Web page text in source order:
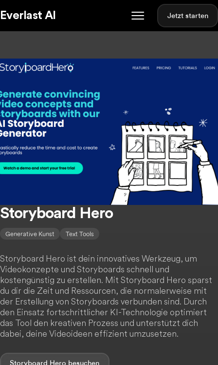
Everlast AI Jetzt starten
Storyboard Hero
Generative Kunst Text Tools
Storyboard Hero ist dein innovatives Werkzeug, um
Videokonzepte und Storyboards schnell und
kostengünstig zu erstellen. Mit Storyboard Hero sparst
du dir die Zeit und Ressourcen, die normalerweise mit
der Erstellung von Storyboards verbunden sind. Durch
den Einsatz fortschrittlicher KI-Technologie optimiert
das Tool den kreativen Prozess und unterstützt dich
dabei, deine Videoideen effizient umzusetzen.
Storyboard Hero